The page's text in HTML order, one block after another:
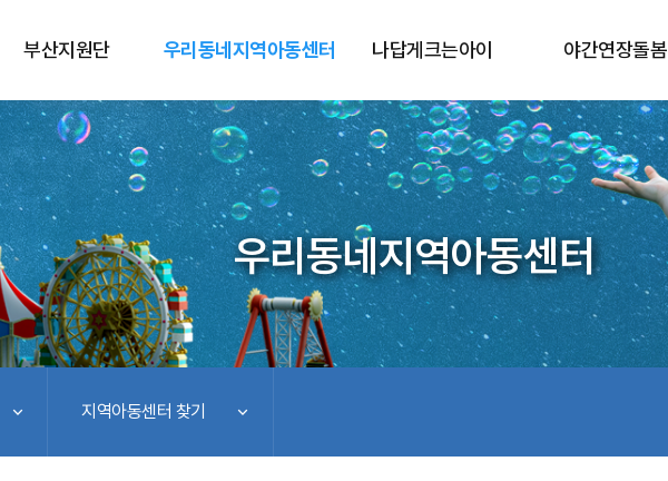
부산지원단 우리동네지역아동센터 나답게크는아이 야간연장돌봄
우리동네지역아동센터
지역아동센터 찾기